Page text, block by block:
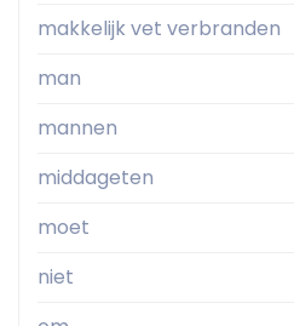
makkelijk vet verbranden
man
mannen
middageten
moet
niet